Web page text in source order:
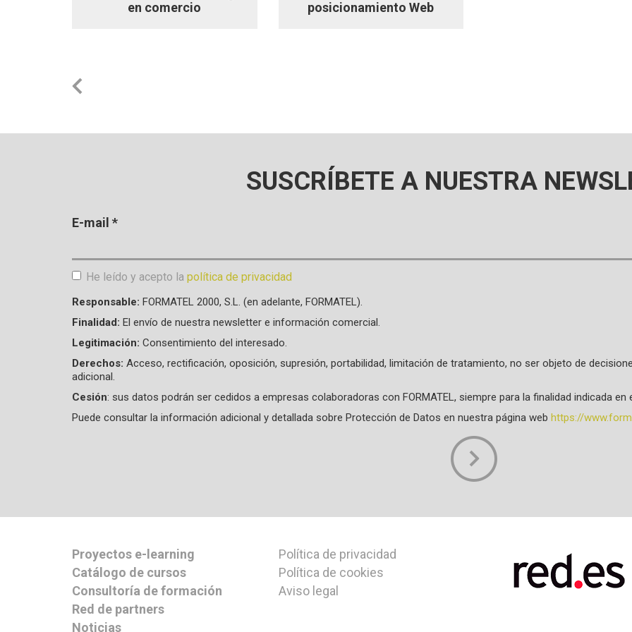
en comercio
posicionamiento Web
SUSCRÍBETE A NUESTRA
E-mail *
He leído y acepto la política de privacidad
Aceptación de condiciones
Responsable: FORMATEL 2000, S.L. (en adelante, FORMATEL).
Finalidad: El envío de nuestra newsletter e información comercial.
Legitimación: Consentimiento del interesado.
Derechos: Acceso, rectificación, oposición, supresión, portabilidad, limitación de tratamiento, no ser objeto de
adicional.
Cesión: sus datos podrán ser cedidos a empresas colaboradoras con FORMATEL, siempre para la finalidad indicada en
Puede consultar la información adicional y detallada sobre Protección de Datos en nuestra página web https://
Proyectos e-learning
Catálogo de cursos
Consultoría de formación
Red de partners
Noticias
Política de privacidad
Política de cookies
Aviso legal